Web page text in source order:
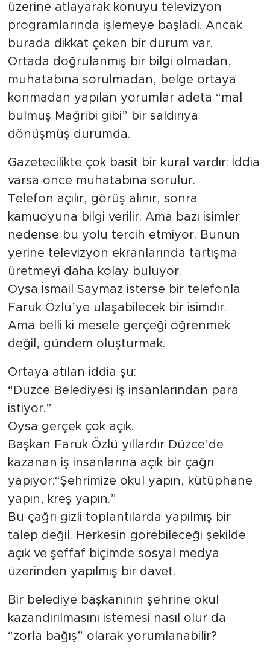
üzerine atlayarak konuyu televizyon
programlarında işlemeye başladı. Ancak
burada dikkat çeken bir durum var.
Ortada doğrulanmış bir bilgi olmadan,
muhatabına sorulmadan, belge ortaya
konmadan yapılan yorumlar adeta “mal
bulmuş Mağribi gibi” bir saldırıya
dönüşmüş durumda.
Gazetecilikte çok basit bir kural vardır: İddia
varsa önce muhatabına sorulur.
Telefon açılır, görüş alınır, sonra
kamuoyuna bilgi verilir. Ama bazı isimler
nedense bu yolu tercih etmiyor. Bunun
yerine televizyon ekranlarında tartışma
üretmeyi daha kolay buluyor.
Oysa İsmail Saymaz isterse bir telefonla
Faruk Özlü’ye ulaşabilecek bir isimdir.
Ama belli ki mesele gerçeği öğrenmek
değil, gündem oluşturmak.
Ortaya atılan iddia şu:
“Düzce Belediyesi iş insanlarından para
istiyor.”
Oysa gerçek çok açık.
Başkan Faruk Özlü yıllardır Düzce’de
kazanan iş insanlarına açık bir çağrı
yapıyor:“Şehrimize okul yapın, kütüphane
yapın, kreş yapın.”
Bu çağrı gizli toplantılarda yapılmış bir
talep değil. Herkesin görebileceği şekilde
açık ve şeffaf biçimde sosyal medya
üzerinden yapılmış bir davet.
Bir belediye başkanının şehrine okul
kazandırılmasını istemesi nasıl olur da
“zorla bağış” olarak yorumlanabilir?